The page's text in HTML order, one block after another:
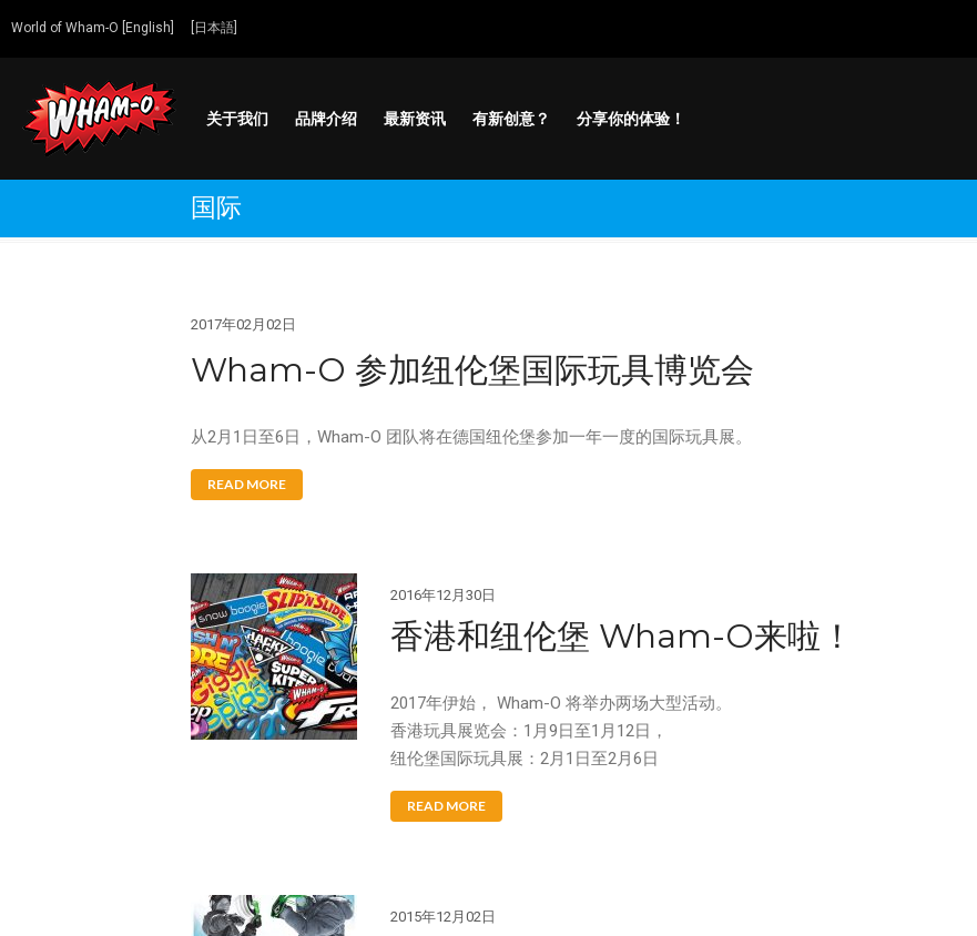
World of Wham-O [English] [日本語]
Wham-O
Go out and play!
关于我们 品牌介绍 最新资讯 有新创意？ 分享你的体验！
国际
2017年02月02日
Wham-O 参加纽伦堡国际玩具博览会
从2月1日至6日，Wham-O 团队将在德国纽伦堡参加一年一度的国际玩具展。
READ MORE
2016年12月30日
香港和纽伦堡 Wham-O来啦！
2017年伊始， Wham-O 将举办两场大型活动。
香港玩具展览会：1月9日至1月12日，
纽伦堡国际玩具展：2月1日至2月6日
READ MORE
2015年12月02日